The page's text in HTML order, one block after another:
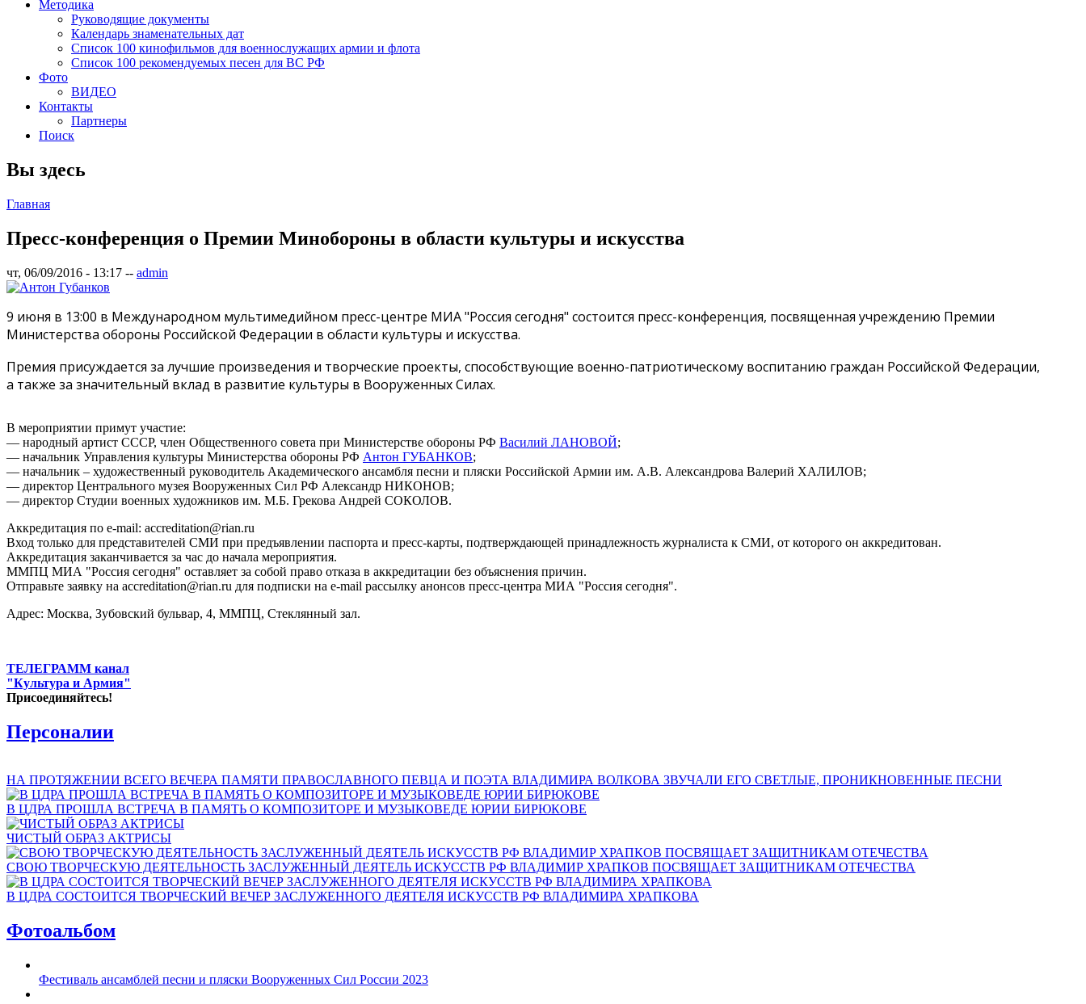
Методика
Руководящие документы
Календарь знаменательных дат
Список 100 кинофильмов для военнослужащих армии и флота
Список 100 рекомендуемых песен для ВС РФ
Фото
ВИДЕО
Контакты
Партнеры
Поиск
Вы здесь
Главная
Пресс-конференция о Премии Минобороны в области культуры и искусства
чт, 06/09/2016 - 13:17 -- admin
9 июня в 13:00 в Международном мультимедийном пресс-центре МИА "Россия сегодня" состоится пресс-конференция, посвященная учреждению Премии
Министерства обороны Российской Федерации в области культуры и искусства.
Премия присуждается за лучшие произведения и творческие проекты, способствующие военно-патриотическому воспитанию граждан Российской Федерации,
а также за значительный вклад в развитие культуры в Вооруженных Силах.
В мероприятии примут участие:
— народный артист СССР, член Общественного совета при Министерстве обороны РФ Василий ЛАНОВОЙ;
— начальник Управления культуры Министерства обороны РФ Антон ГУБАНКОВ;
— начальник – художественный руководитель Академического ансамбля песни и пляски Российской Армии им. А.В. Александрова Валерий ХАЛИЛОВ;
— директор Центрального музея Вооруженных Сил РФ Александр НИКОНОВ;
— директор Студии военных художников им. М.Б. Грекова Андрей СОКОЛОВ.
Аккредитация по e-mail: accreditation@rian.ru
Вход только для представителей СМИ при предъявлении паспорта и пресс-карты, подтверждающей принадлежность журналиста к СМИ, от которого он аккредитован.
Аккредитация заканчивается за час до начала мероприятия.
ММПЦ МИА "Россия сегодня" оставляет за собой право отказа в аккредитации без объяснения причин.
Отправьте заявку на accreditation@rian.ru для подписки на e-mail рассылку анонсов пресс-центра МИА "Россия сегодня".
Адрес: Москва, Зубовский бульвар, 4, ММПЦ, Стеклянный зал.
ТЕЛЕГРАММ канал
"Культура и Армия"
Присоединяйтесь!
Персоналии
НА ПРОТЯЖЕНИИ ВСЕГО ВЕЧЕРА ПАМЯТИ ПРАВОСЛАВНОГО ПЕВЦА И ПОЭТА ВЛАДИМИРА ВОЛКОВА ЗВУЧАЛИ ЕГО СВЕТЛЫЕ, ПРОНИКНОВЕННЫЕ ПЕСНИ
В ЦДРА ПРОШЛА ВСТРЕЧА В ПАМЯТЬ О КОМПОЗИТОРЕ И МУЗЫКОВЕДЕ ЮРИИ БИРЮКОВЕ
ЧИСТЫЙ ОБРАЗ АКТРИСЫ
СВОЮ ТВОРЧЕСКУЮ ДЕЯТЕЛЬНОСТЬ ЗАСЛУЖЕННЫЙ ДЕЯТЕЛЬ ИСКУССТВ РФ ВЛАДИМИР ХРАПКОВ ПОСВЯЩАЕТ ЗАЩИТНИКАМ ОТЕЧЕСТВА
В ЦДРА СОСТОИТСЯ ТВОРЧЕСКИЙ ВЕЧЕР ЗАСЛУЖЕННОГО ДЕЯТЕЛЯ ИСКУССТВ РФ ВЛАДИМИРА ХРАПКОВА
Фотоальбом
Фестиваль ансамблей песни и пляски Вооруженных Сил России 2023